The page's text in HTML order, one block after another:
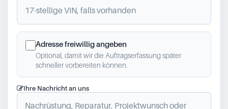
Adresse freiwillig angeben
Optional, damit wir die Auftragserfassung später
schneller vorbereiten können.
Ihre Nachricht an uns